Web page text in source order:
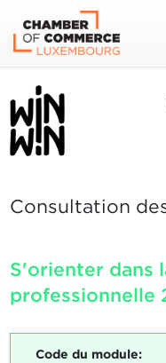
Consultation
S'orienter dans
professionnelle
Code du module: